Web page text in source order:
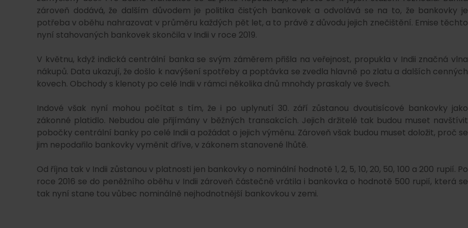
zároveň dodává, že dalším důvodem je politika čistých bankovek a odvolává se na to, že bankovky je
potřeba v oběhu nahrazovat v průměru každých pět let, a to právě z důvodu jejich znečištění. Emise těchto
nyní stahovaných bankovek skončila v Indii v roce 2019.
V květnu, když indická centrální banka se svým záměrem přišla na veřejnost, propukla v Indii značná vlna
nákupů. Data ukazují, že došlo k navýšení spotřeby a poptávka se zvedla hlavně po zlatu a dalších cenných
kovech. Obchody s klenoty po celé Indii v rámci několika dnů mnohdy praskaly ve švech.
Indové však nyní mohou počítat s tím, že i po uplynutí 30. září zůstanou dvoutisícové bankovky jako
zákonné platidlo. Nebudou ale přijímány v běžných transakcích. Jejich držitelé tak budou muset navštívit
pobočky centrální banky po celé Indii a požádat o jejich výměnu. Zároveň však budou muset doložit, proč se
jim nepodařilo bankovky vyměnit dříve, v zákonem stanovené lhůtě.
Od října tak v Indii zůstanou v platnosti jen bankovky o nominální hodnotě 1, 2, 5, 10, 20, 50, 100 a 200 rupií. Po
roce 2016 se do peněžního oběhu v Indii zároveň částečně vrátila i bankovka o hodnotě 500 rupií, která se
tak nyní stane tou vůbec nominálně nejhodnotnější bankovkou v zemi.